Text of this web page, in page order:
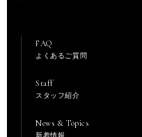
FAQ
よくあるご質問
Staff
スタッフ紹介
News & Topics
新着情報